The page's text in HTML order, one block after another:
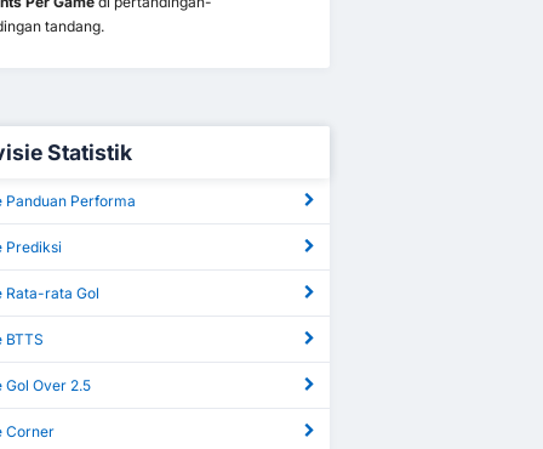
tandang.
Statistik
Panduan Performa
Prediksi
Rata-rata Gol
BTTS
Gol Over 2.5
Corner